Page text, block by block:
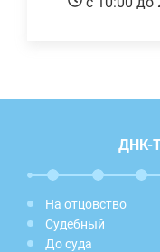
ДНК-
На отцовство
Судебный
До суда